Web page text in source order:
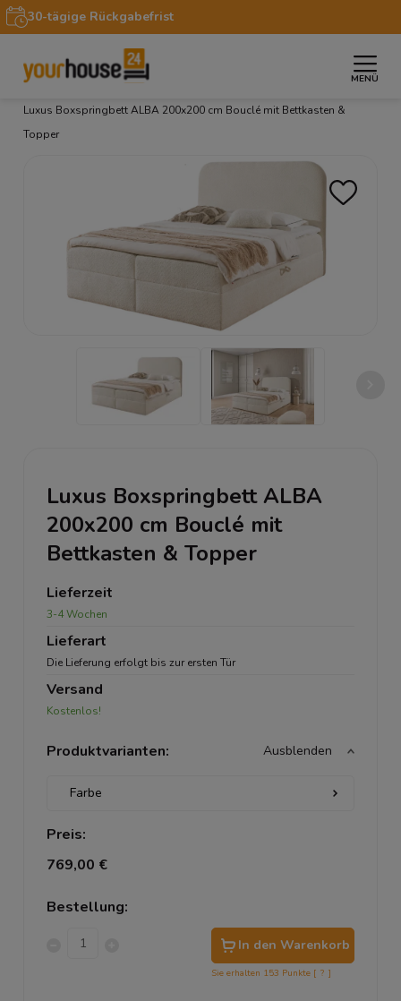
30-tägige Rückgabefrist
MENÜ
Startseite » Möbel »
Luxus Boxspringbett ALBA 200x200 cm Bouclé mit Bettkasten &
Topper
Luxus Boxspringbett ALBA
200x200 cm Bouclé mit
Bettkasten & Topper
Lieferzeit
3-4 Wochen
Lieferart
Die Lieferung erfolgt bis zur ersten Tür
Versand
Kostenlos!
Produktvarianten: Ausblenden
Preis:
769,00 €
Bestellung:
In den Warenkorb
Sie erhalten 153 Punkte [ ? ]